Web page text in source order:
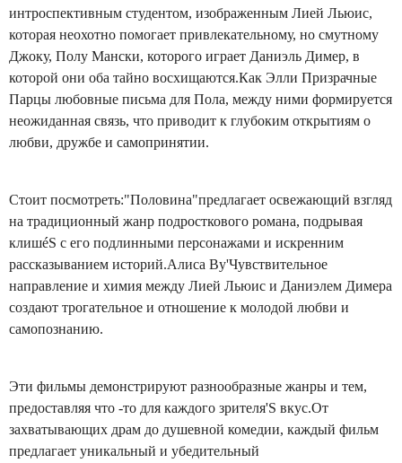
интроспективным студентом, изображенным Лией Льюис,
которая неохотно помогает привлекательному, но смутному
Джоку, Полу Мански, которого играет Даниэль Димер, в
которой они оба тайно восхищаются.Как Элли Призрачные
Парцы любовные письма для Пола, между ними формируется
неожиданная связь, что приводит к глубоким открытиям о
любви, дружбе и самопринятии.
Стоит посмотреть:"Половина"предлагает освежающий взгляд
на традиционный жанр подросткового романа, подрывая
клишéS с его подлинными персонажами и искренним
рассказыванием историй.Алиса Ву'Чувствительное
направление и химия между Лией Льюис и Даниэлем Димера
создают трогательное и отношение к молодой любви и
самопознанию.
Эти фильмы демонстрируют разнообразные жанры и тем,
предоставляя что -то для каждого зрителя'S вкус.От
захватывающих драм до душевной комедии, каждый фильм
предлагает уникальный и убедительный